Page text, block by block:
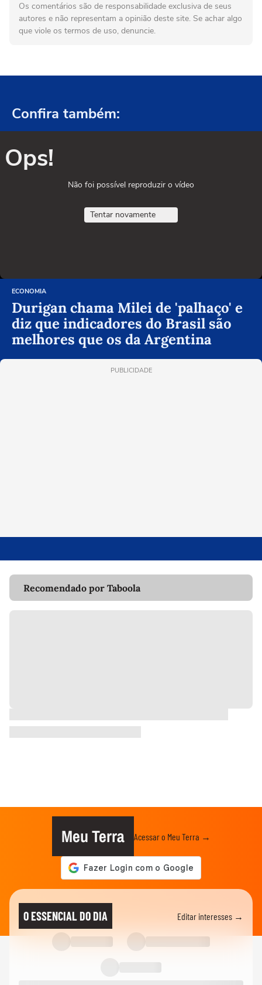
Os comentários são de responsabilidade exclusiva de seus
autores e não representam a opinião deste site. Se achar algo
que viole os termos de uso, denuncie.
Confira também:
Ops!
Não foi possível reproduzir o vídeo
Tentar novamente
ECONOMIA
Durigan chama Milei de 'palhaço' e
diz que indicadores do Brasil são
melhores que os da Argentina
PUBLICIDADE
Recomendado por Taboola
Meu Terra Acessar o Meu Terra →
O ESSENCIAL DO DIA Editar interesses →